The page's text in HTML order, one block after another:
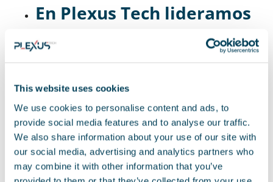
This website uses cookies
We use cookies to personalise content and ads, to
provide social media features and to analyse our traffic.
We also share information about your use of our site with
our social media, advertising and analytics partners who
may combine it with other information that you’ve
En Plexus Tech lideramos
el Proyecto EnSDegA del
INCIBE para asegurar las
comunicaciones de los
vehículos autónomos.
Nuestra tecnología está resultando clave para
avanzar hacia el futuro de la seguridad en vehículos
autónomos. Y es queen Plexus Tech lideramos el
Proyecto EnSDegA.Esta iniciativa, del Instituto
Nacional de Ciberseguridad (INCIBE) que tiene por